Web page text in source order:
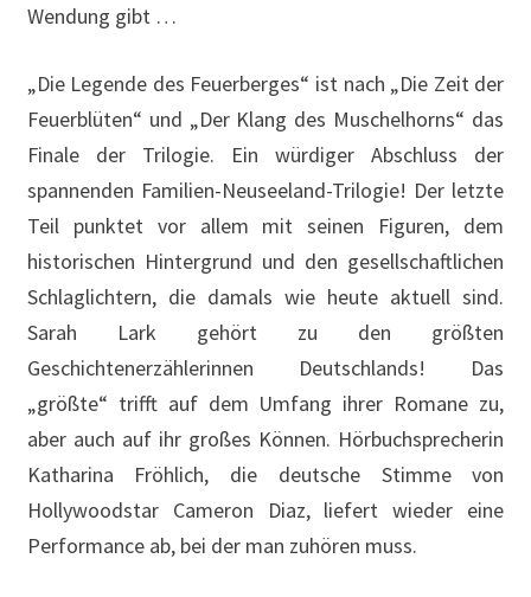
Wendung gibt …
„Die Legende des Feuerberges“ ist nach „Die Zeit der
Feuerblüten“ und „Der Klang des Muschelhorns“ das
Finale der Trilogie. Ein würdiger Abschluss der
spannenden Familien-Neuseeland-Trilogie! Der letzte
Teil punktet vor allem mit seinen Figuren, dem
historischen Hintergrund und den gesellschaftlichen
Schlaglichtern, die damals wie heute aktuell sind.
Sarah Lark gehört zu den größten
Geschichtenerzählerinnen Deutschlands! Das
„größte“ trifft auf dem Umfang ihrer Romane zu,
aber auch auf ihr großes Können. Hörbuchsprecherin
Katharina Fröhlich, die deutsche Stimme von
Hollywoodstar Cameron Diaz, liefert wieder eine
Performance ab, bei der man zuhören muss.